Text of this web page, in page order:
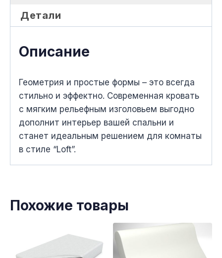
Детали
Описание
Геометрия и простые формы – это всегда
стильно и эффектно. Современная кровать
с мягким рельефным изголовьем выгодно
дополнит интерьер вашей спальни и
станет идеальным решением для комнаты
в стиле “Loft”.
Похожие товары